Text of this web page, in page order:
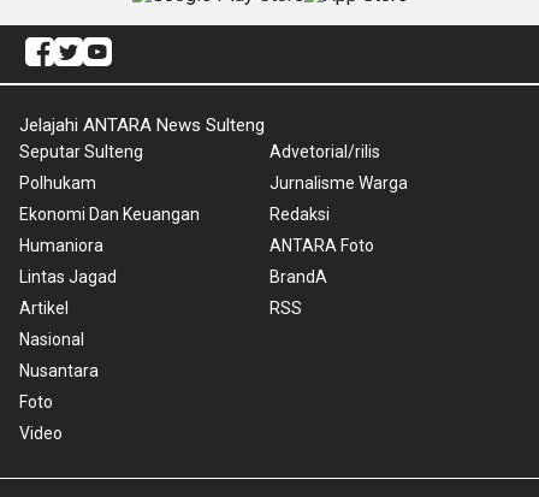
Jelajahi ANTARA News Sulteng
Seputar Sulteng
Polhukam
Ekonomi Dan Keuangan
Humaniora
Lintas Jagad
Artikel
Nasional
Nusantara
Foto
Video
Advetorial/rilis
Jurnalisme Warga
Redaksi
ANTARA Foto
BrandA
RSS